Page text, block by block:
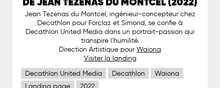
DE JEAN TEZENAS DU MONTCEL (2022)
Jean Tezenas du Montcel, ingénieur-concepteur chez
Decathlon pour Forclaz et Simond, se confie à
Decathlon United Media dans un portrait-passion qui
transpire l’humilité.
Direction Artistique pour Waiona
Visiter la landing
Decathlon United Media Decathlon
Waiona
Landing page
2022